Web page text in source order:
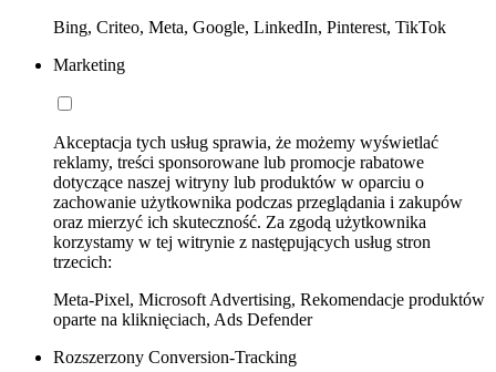
Bing, Criteo, Meta, Google, LinkedIn, Pinterest, TikTok
Marketing
Akceptacja tych usług sprawia, że możemy wyświetlać
reklamy, treści sponsorowane lub promocje rabatowe
dotyczące naszej witryny lub produktów w oparciu o
zachowanie użytkownika podczas przeglądania i zakupów
oraz mierzyć ich skuteczność. Za zgodą użytkownika
korzystamy w tej witrynie z następujących usług stron
trzecich:
Meta-Pixel, Microsoft Advertising, Rekomendacje produktów
oparte na kliknięciach, Ads Defender
Rozszerzony Conversion-Tracking